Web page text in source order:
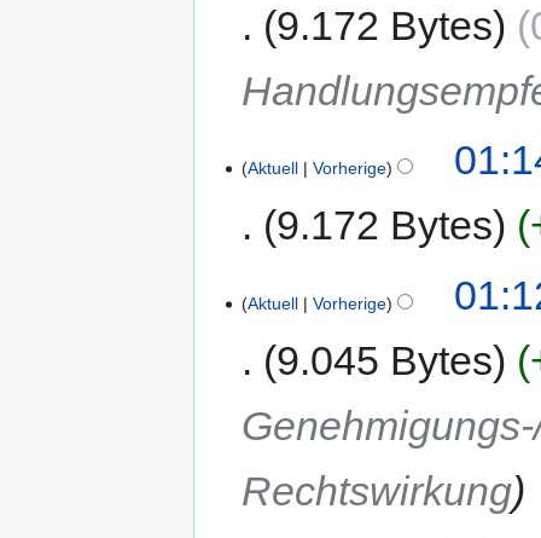
9.172 Bytes
Aktuell Vorherige
9.172 Bytes
Aktuell Vorherige
9.045 Bytes
Rechtswirkung